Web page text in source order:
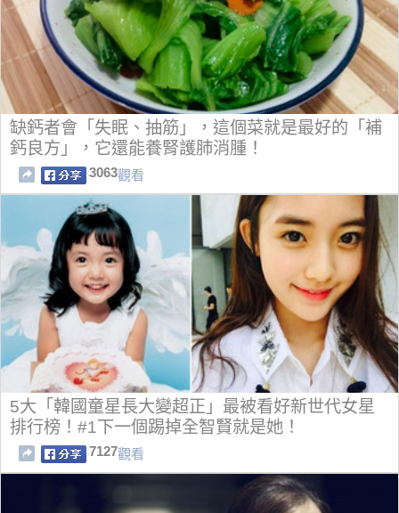
缺鈣者會「失眠、抽筋」，這個菜就是最好的「補
鈣良方」，它還能養腎護肺消腫！
3063觀看
5大「韓國童星長大變超正」最被看好新世代女星
排行榜！#1下一個踢掉全智賢就是她！
7127觀看